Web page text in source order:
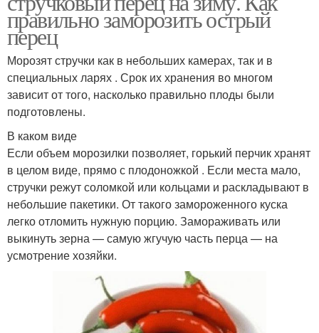
правильно заморозить острый
перец
Морозят стручки как в небольших камерах, так и в
специальных ларях . Срок их хранения во многом
зависит от того, насколько правильно плоды были
подготовлены.
В каком виде
Если объем морозилки позволяет, горький перчик хранят
в целом виде, прямо с плодоножкой . Если места мало,
стручки режут соломкой или кольцами и раскладывают в
небольшие пакетики. От такого замороженного куска
легко отломить нужную порцию. Замораживать или
выкинуть зерна — самую жгучую часть перца — на
усмотрение хозяйки.